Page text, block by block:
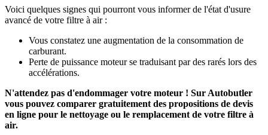
Voici quelques signes qui pourront vous informer de l'état d'usure
avancé de votre filtre à air :
Vous constatez une augmentation de la consommation de
carburant.
Perte de puissance moteur se traduisant par des rarés lors des
accélérations.
N'attendez pas d'endommager votre moteur ! Sur Autobutler
vous pouvez comparer gratuitement des propositions de devis
en ligne pour le nettoyage ou le remplacement de votre filtre à
air.